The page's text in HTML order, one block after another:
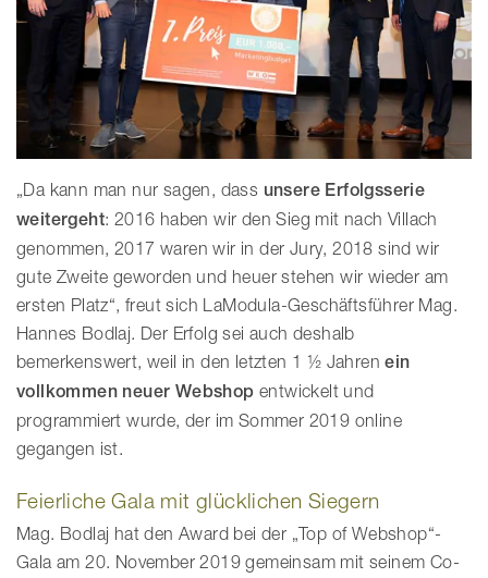
„Da kann man nur sagen, dass unsere Erfolgsserie
weitergeht: 2016 haben wir den Sieg mit nach Villach
genommen, 2017 waren wir in der Jury, 2018 sind wir
gute Zweite geworden und heuer stehen wir wieder am
ersten Platz“, freut sich LaModula-Geschäftsführer Mag.
Hannes Bodlaj. Der Erfolg sei auch deshalb
bemerkenswert, weil in den letzten 1 ½ Jahrenein
vollkommen neuer Webshop entwickelt und
programmiert wurde, der im Sommer 2019 online
gegangen ist.
Feierliche Gala mit glücklichen Siegern
Mag. Bodlaj hat den Award bei der „Top of Webshop“-
Gala am 20. November 2019 gemeinsam mit seinem Co-